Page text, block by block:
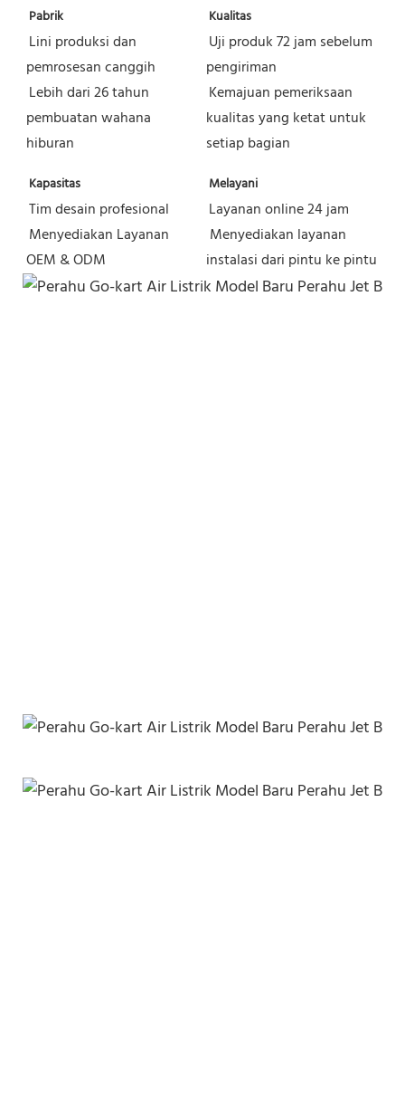
Pabrik
Lini produksi dan
pemrosesan canggih
Lebih dari 26 tahun
pembuatan wahana
hiburan
Kualitas
Uji produk 72 jam sebelum
pengiriman
Kemajuan pemeriksaan
kualitas yang ketat untuk
setiap bagian
Kapasitas
Tim desain profesional
Menyediakan Layanan
OEM & ODM
Melayani
Layanan online 24 jam
Menyediakan layanan
instalasi dari pintu ke pintu